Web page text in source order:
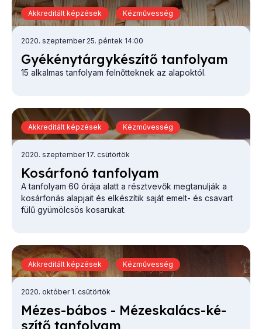
Gyé­kény­tárgy­ké­szí­tő tan­fo­lyam
2020. szeptember 25. péntek 14:00
15 alkalmas tanfolyam felnőtteknek az alapoktól.
Akkreditált képzések Kézművesség
Ko­sár­fo­nó tan­fo­lyam
2020. szeptember 17. csütörtök
A tanfolyam 60 órája alatt a résztvevők megtanulják a
kosárfonás alapjait és elkészítik saját emelt- és csavart
fülű gyümölcsös kosarukat.
Akkreditált képzések Kézművesség
Mé­zes-bá­bos - Mé­zes­ka­lács-ké­
szí­tő tan­fo­lyam
2020. október 1. csütörtök
Akkreditált képzések Kézművesség